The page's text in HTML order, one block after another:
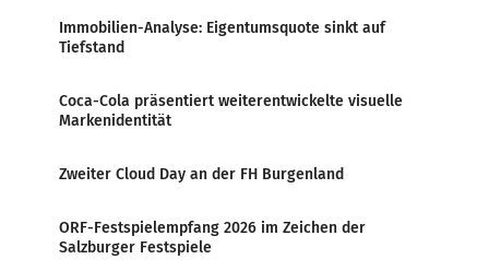
Immobilien-Analyse: Eigentumsquote sinkt auf
Tiefstand
Coca-Cola präsentiert weiterentwickelte visuelle
Markenidentität
Zweiter Cloud Day an der FH Burgenland
ORF-Festspielempfang 2026 im Zeichen der
Salzburger Festspiele